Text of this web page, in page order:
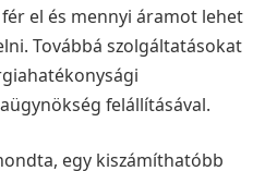
el és mennyi áramot lehet
Továbbá szolgáltatásokat
felállításával.
egy kiszámíthatóbb